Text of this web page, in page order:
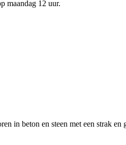
maandag 12 uur.
in beton en steen met een strak